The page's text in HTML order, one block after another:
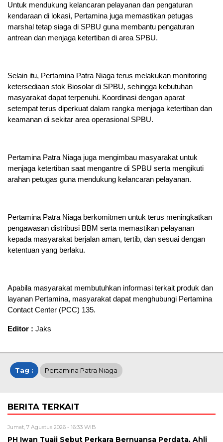
Untuk mendukung kelancaran pelayanan dan pengaturan
kendaraan di lokasi, Pertamina juga memastikan petugas
marshal tetap siaga di SPBU guna membantu pengaturan
antrean dan menjaga ketertiban di area SPBU.
Selain itu, Pertamina Patra Niaga terus melakukan monitoring
ketersediaan stok Biosolar di SPBU, sehingga kebutuhan
masyarakat dapat terpenuhi. Koordinasi dengan aparat
setempat terus diperkuat dalam rangka menjaga ketertiban dan
keamanan di sekitar area operasional SPBU.
Pertamina Patra Niaga juga mengimbau masyarakat untuk
menjaga ketertiban saat mengantre di SPBU serta mengikuti
arahan petugas guna mendukung kelancaran pelayanan.
Pertamina Patra Niaga berkomitmen untuk terus meningkatkan
pengawasan distribusi BBM serta memastikan pelayanan
kepada masyarakat berjalan aman, tertib, dan sesuai dengan
ketentuan yang berlaku.
Apabila masyarakat membutuhkan informasi terkait produk dan
layanan Pertamina, masyarakat dapat menghubungi Pertamina
Contact Center (PCC) 135.
Editor : Jaks
Tag : Pertamina Patra Niaga
BERITA TERKAIT
Jumat, 7 Agustus 2026 - 16:33 WIB
PH Iwan Tuaji Sebut Perkara Bernuansa Perdata, Ahli